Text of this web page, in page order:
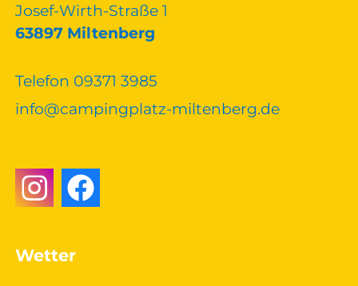
Josef-Wirth-Straße 1
63897 Miltenberg
Telefon 09371 3985
nf
c mp ngpl tz-m lt nb rg d
Wetter